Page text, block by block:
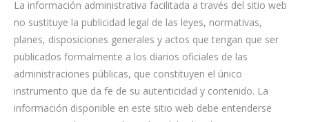
La información administrativa facilitada a través del sitio web
no sustituye la publicidad legal de las leyes, normativas,
planes, disposiciones generales y actos que tengan que ser
publicados formalmente a los diarios oficiales de las
administraciones públicas, que constituyen el único
instrumento que da fe de su autenticidad y contenido. La
información disponible en este sitio web debe entenderse